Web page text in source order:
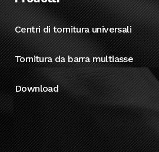
Centri di tornitura universali
Tornitura da barra multiasse
Download